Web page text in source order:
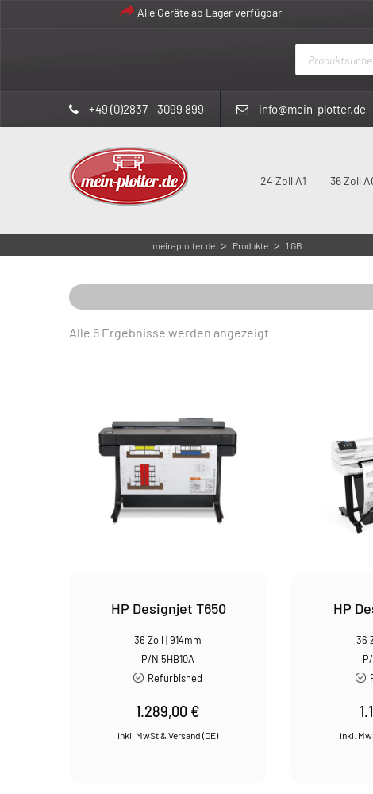
Alle Geräte ab Lager verfügbar
Products
search
+49 (0)2837 - 3099 899 info@mein-plotter.de
24 Zoll A1 36 Zoll
mein-plotter.de > Produkte > 1 GB
Alle 6 Ergebnisse werden angezeigt
HP Designjet T650
36 Zoll | 914mm
P/N 5HB10A
Refurbished
1.289,00 €
HP
36